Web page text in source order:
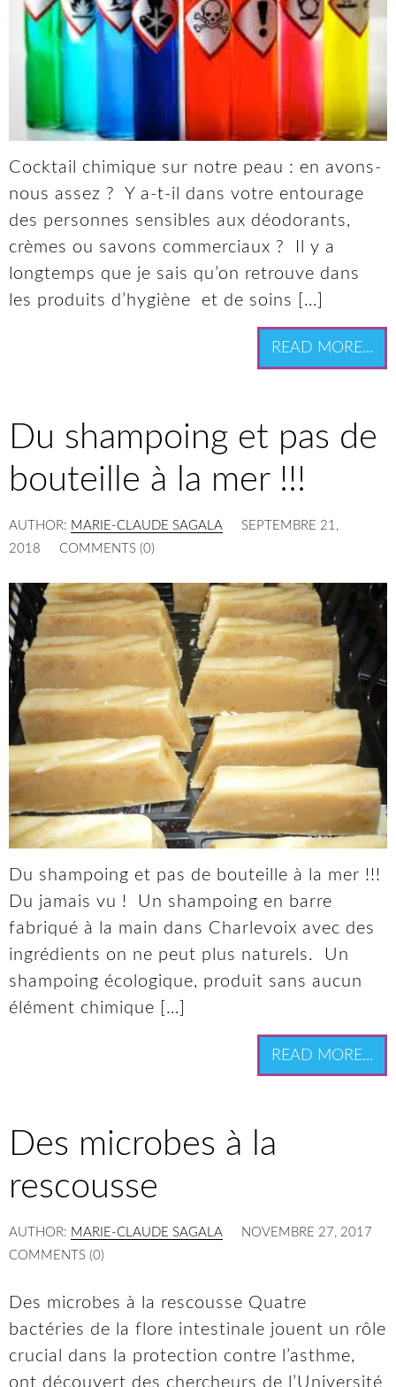
Cocktail chimique sur notre peau : en avons-
nous assez ? Y a-t-il dans votre entourage
des personnes sensibles aux déodorants,
crèmes ou savons commerciaux ? Il y a
longtemps que je sais qu’on retrouve dans
les produits d’hygiène et de soins […]
READ MORE...
Du shampoing et pas de
bouteille à la mer !!!
AUTHOR: MARIE-CLAUDE SAGALA
SEPTEMBRE 21,
2018
COMMENTS (0)
Du shampoing et pas de bouteille à la mer !!!
Du jamais vu ! Un shampoing en barre
fabriqué à la main dans Charlevoix avec des
ingrédients on ne peut plus naturels. Un
shampoing écologique, produit sans aucun
élément chimique […]
READ MORE...
Des microbes à la
rescousse
AUTHOR: MARIE-CLAUDE SAGALA
NOVEMBRE 27, 2017
COMMENTS (0)
Des microbes à la rescousse Quatre
bactéries de la flore intestinale jouent un rôle
crucial dans la protection contre l’asthme,
ont découvert des chercheurs de l’Université